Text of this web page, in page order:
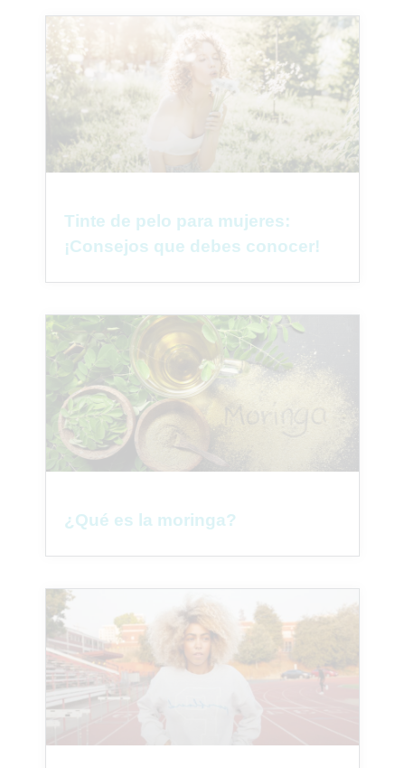
Tinte de pelo para mujeres:
¡Consejos que debes conocer!
¿Qué es la moringa?